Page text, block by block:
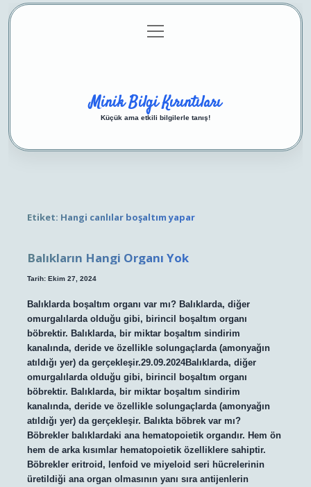
Gizlilik Politikası
menüyü
aç
Minik Bilgi Kırıntıları
Küçük ama etkili bilgilerle tanış!
Etiket: Hangi canlılar boşaltım yapar
Balıkların Hangi Organı Yok
Tarih: Ekim 27, 2024
Balıklarda boşaltım organı var mı? Balıklarda, diğer
omurgalılarda olduğu gibi, birincil boşaltım organı
böbrektir. Balıklarda, bir miktar boşaltım sindirim
kanalında, deride ve özellikle solungaçlarda (amonyağın
atıldığı yer) da gerçekleşir.29.09.2024Balıklarda, diğer
omurgalılarda olduğu gibi, birincil boşaltım organı
böbrektir. Balıklarda, bir miktar boşaltım sindirim
kanalında, deride ve özellikle solungaçlarda (amonyağın
atıldığı yer) da gerçekleşir. Balıkta böbrek var mı?
Böbrekler balıklardaki ana hematopoietik organdır. Hem ön
hem de arka kısımlar hematopoietik özelliklere sahiptir.
Böbrekler eritroid, lenfoid ve miyeloid seri hücrelerinin
üretildiği ana organ olmasının yanı sıra antijenlerin